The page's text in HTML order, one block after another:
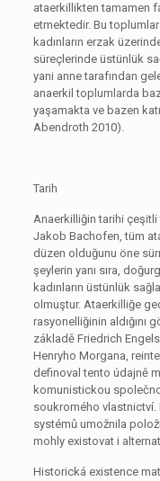
ataerkillikten tamamen
etmektedir. Bu
kadınların erzak
süreçlerinde üstünlük
yani anne tarafından
anaerkil toplumlarda
yaşamakta ve bazen
Abendroth 2010).
Tarih
Anaerkilliğin tarihi çeşitli
Jakob Bachofen, tüm
düzen olduğunu öne
şeylerin yanı sıra,
kadınların üstünlük
olmuştur. Ataerkilliğe
rasyonelliğinin aldığını
základě Friedrich
Henryho Morgana,
definoval tento údajně
komunistickou
soukromého vlastnictví.
systémů umožnila
mohly existovat i
Historická existence